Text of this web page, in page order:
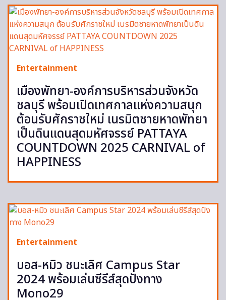
Entertainment
เมืองพัทยา-องค์การบริหารส่วนจังหวัด
ชลบุรี พร้อมเปิดเทศกาลแห่งความสนุก
ต้อนรับศักราชใหม่ เนรมิตชายหาดพัทยา
เป็นดินแดนสุดมหัศจรรย์ PATTAYA
COUNTDOWN 2025 CARNIVAL of
HAPPINESS
Entertainment
บอส-หมิว ชนะเลิศ Campus Star
2024 พร้อมเล่นซีรีส์สุดปังทาง
Mono29